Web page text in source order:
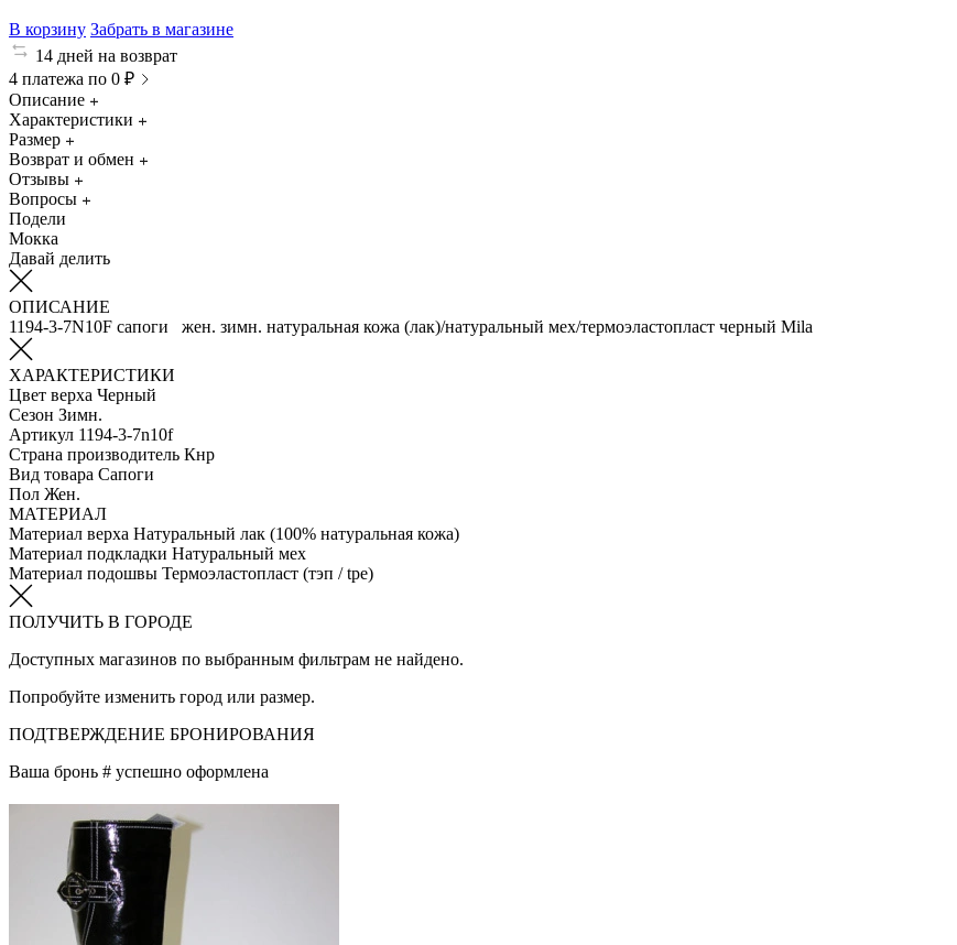
В корзину Забрать в магазине
14 дней на возврат
4 платежа по 0 ₽
Описание
Характеристики
Размер
Возврат и обмен
Отзывы
Вопросы
Подели
Мокка
Давай делить
ОПИСАНИЕ
1194-3-7N10F сапоги жен. зимн. натуральная кожа (лак)/натуральный мех/термоэластопласт черный Mila
ХАРАКТЕРИСТИКИ
Цвет верха Черный
Сезон Зимн.
Артикул 1194-3-7n10f
Страна производитель Кнр
Вид товара Сапоги
Пол Жен.
МАТЕРИАЛ
Материал верха Натуральный лак (100% натуральная кожа)
Материал подкладки Натуральный мех
Материал подошвы Термоэластопласт (тэп / tpe)
ПОЛУЧИТЬ В ГОРОДЕ
Доступных магазинов по выбранным фильтрам не найдено.
Попробуйте изменить город или размер.
ПОДТВЕРЖДЕНИЕ БРОНИРОВАНИЯ
Ваша бронь # успешно оформлена